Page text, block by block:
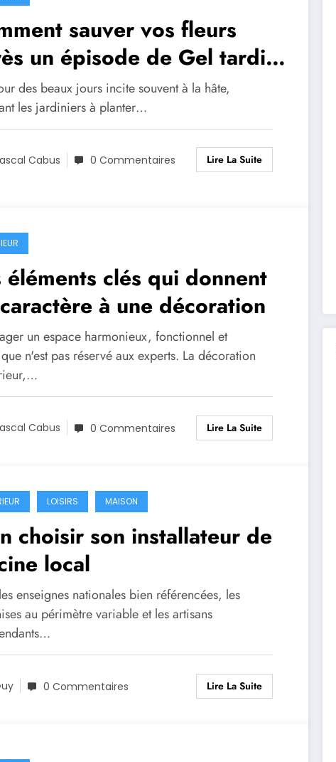
sauver vos fleurs
un épisode de Gel tardif
?
des beaux jours incite souvent à la hâte,
les jardiniers à planter…
Cabus 0 Commentaires Lire La Suite
éléments clés qui donnent
à une décoration
un espace harmonieux, fonctionnel et
n'est pas réservé aux experts. La décoration
Cabus 0 Commentaires Lire La Suite
LOISIRS MAISON
choisir son installateur de
local
enseignes nationales bien référencées, les
au périmètre variable et les artisans
0 Commentaires Lire La Suite